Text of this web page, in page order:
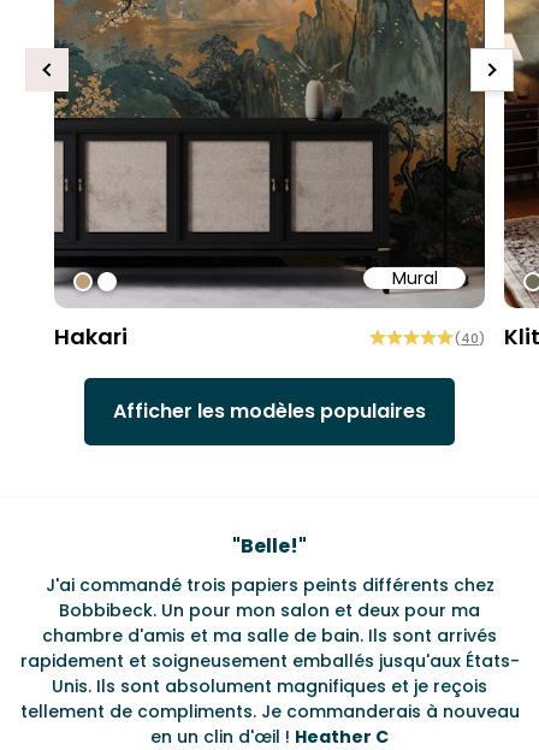
Mural
#bd9e7a
#ffffff
Hakari (40)
Previous Next
Afficher les modèles populaires
"Belle!"
J'ai commandé trois papiers peints différents chez
Bobbibeck. Un pour mon salon et deux pour ma
chambre d'amis et ma salle de bain. Ils sont arrivés
rapidement et soigneusement emballés jusqu'aux États-
Unis. Ils sont absolument magnifiques et je reçois
tellement de compliments. Je commanderais à nouveau
en un clin d'œil ! Heather C